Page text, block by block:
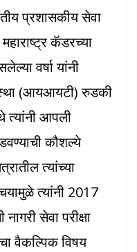
प्रशासकीय सेवा
कॅडरच्या
वर्षा यांनी
(आयआयटी) रुडकी
आपली
कौशल्ये
त्यांच्या
त्यांनी 2017
सेवा परीक्षा
वैकल्पिक विषय